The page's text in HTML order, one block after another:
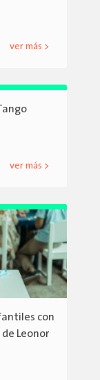
ver más >
ver más >
con
Leonor